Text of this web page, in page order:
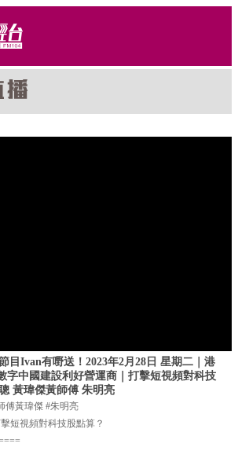
目Ivan有嘢送！2023年2月28日 星期二｜港
字中國建設利好營運商｜打擊短視頻對科技
黃瑋傑黃師傅 朱明亮
傅黃瑋傑 #朱明亮
短視頻對科技股點算？